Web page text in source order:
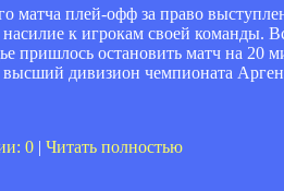
матча плей-офф за право
к игрокам своей команды.
пришлось остановить матч на 20
высший дивизион чемпионата
0 | Читать полностью